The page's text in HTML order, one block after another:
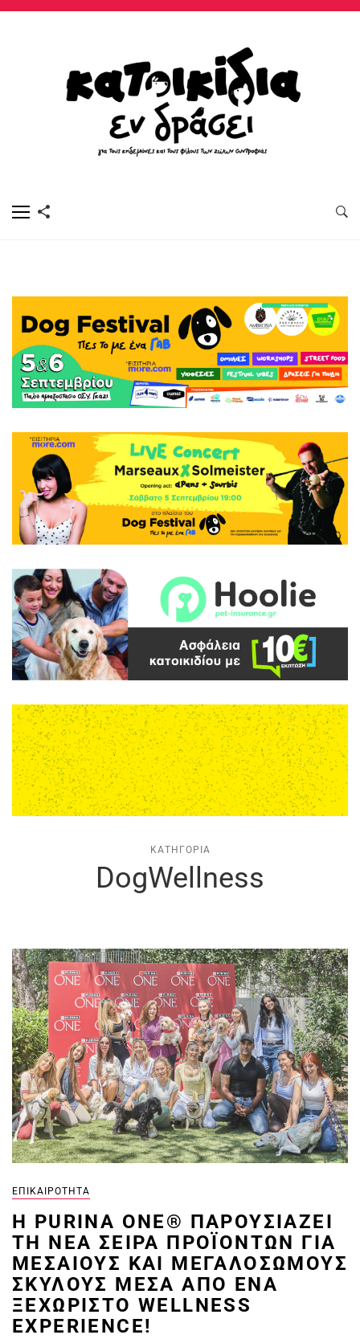
ΚΑΤΗΓΟΡΊΑ
DogWellness
ΕΠΙΚΑΙΡΌΤΗΤΑ
Η PURINA ONE® ΠΑΡΟΥΣΙΆΖΕΙ
ΤΗ ΝΈΑ ΣΕΙΡΆ ΠΡΟΪΌΝΤΩΝ ΓΙΑ
ΜΕΣΑΊΟΥΣ ΚΑΙ ΜΕΓΑΛΌΣΩΜΟΥΣ
ΣΚΎΛΟΥΣ ΜΈΣΑ ΑΠΌ ΈΝΑ
ΞΕΧΩΡΙΣΤΌ WELLNESS
EXPERIENCE!